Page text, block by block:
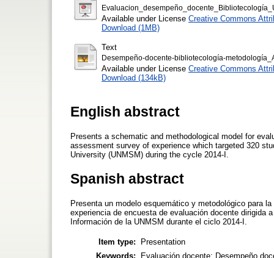
Available under License Creative Commons
Download (1MB)
Text
Desempeño-docente-bibliotecología-
Available under License Creative Commons
Download (134kB)
English abstract
Presents a schematic and methodological model for
assessment survey of experience which targeted 320
University (UNMSM) during the cycle 2014-I.
Spanish abstract
Presenta un modelo esquemático y metodológico para
experiencia de encuesta de evaluación docente dirigida
Información de la UNMSM durante el ciclo 2014-I.
Item type:
Presentation
Keywords:
Evaluación docente; Desempeño